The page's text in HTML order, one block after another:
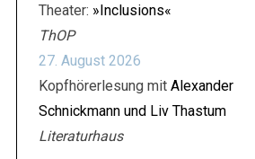
Theater: »Inclusions«
ThOP
27. August 2026
Kopfhörerlesung mit Alexander
Schnickmann und Liv Thastum
Literaturhaus